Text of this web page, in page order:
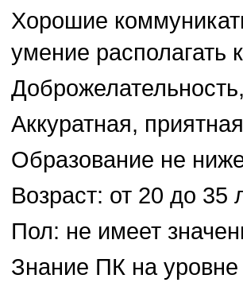
Хорошие
умение располагать
Аккуратная,
Образование не
Возраст: от 20 до 35
Пол: не имеет
Знание ПК на уровне